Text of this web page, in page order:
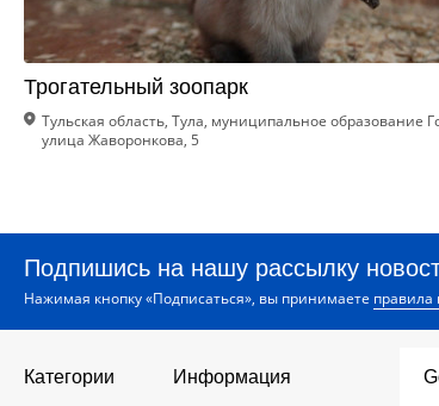
Трогательный зоопарк
Тульская область, Тула, муниципальное образование
улица Жаворонкова, 5
Подпишись на нашу рассылку
Нажимая кнопку «Подписаться», вы принимаете правила
Категории Информация